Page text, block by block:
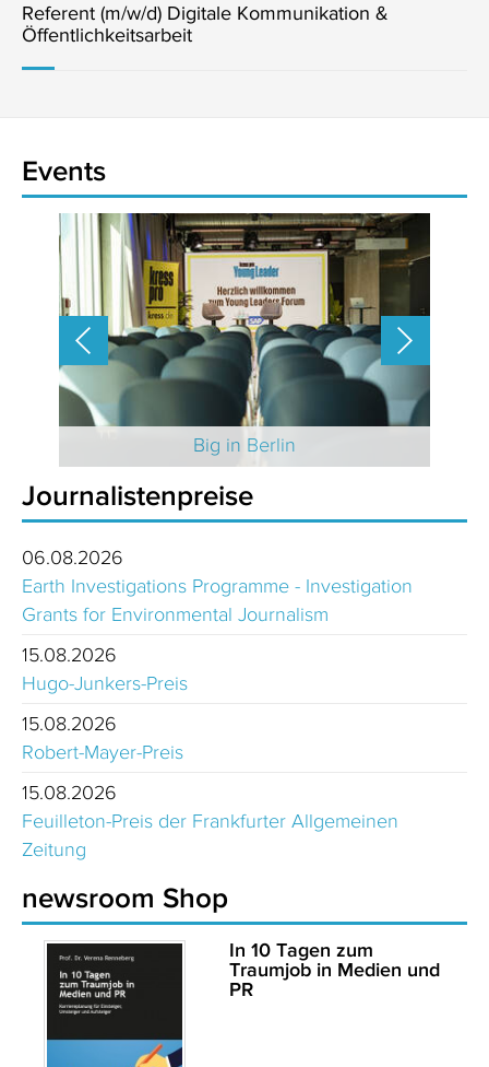
Referent (m/w/d) Digitale Kommunikation &
Öffentlichkeitsarbeit
Events
Big in Berlin
Journalistenpreise
06.08.2026
Earth Investigations Programme - Investigation
Grants for Environmental Journalism
15.08.2026
Hugo-Junkers-Preis
15.08.2026
Robert-Mayer-Preis
15.08.2026
Feuilleton-Preis der Frankfurter Allgemeinen
Zeitung
newsroom Shop
In 10 Tagen zum
Traumjob in Medien und
PR